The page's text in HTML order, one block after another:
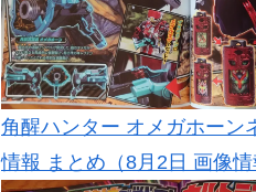
角醒ハンター オメガホーン
情報 まとめ（8月2日 画像情